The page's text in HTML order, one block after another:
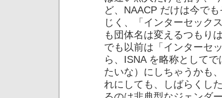
ど、NAACP だけは今で
じく、「インターセック
も団体名は変えるつもり
でも以前は「インターセ
ら、ISNA を略称として
たいな）にしちゃうかも
れにしても、しばらくし